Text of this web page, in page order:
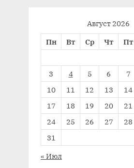
Август 2026
Пн
Вт Ср Чт Пт
3
4 5 6 7
10
11 12 13 14
17
18 19 20 21
24
25 26 27 28
31
« Июл